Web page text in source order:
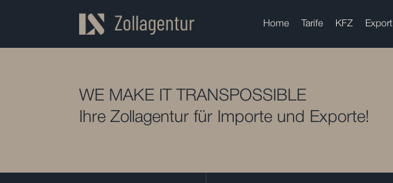
Home Tarife KFZ Export
WE MAKE IT TRANSPOSSIBLE
Ihre Zollagentur für Importe und Exporte!